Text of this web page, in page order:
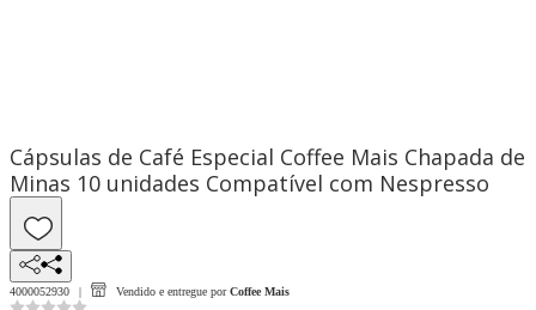
Cápsulas de Café Especial Coffee Mais Chapada de
Minas 10 unidades Compatível com Nespresso
4000052930 Vendido e entregue por Coffee Mais